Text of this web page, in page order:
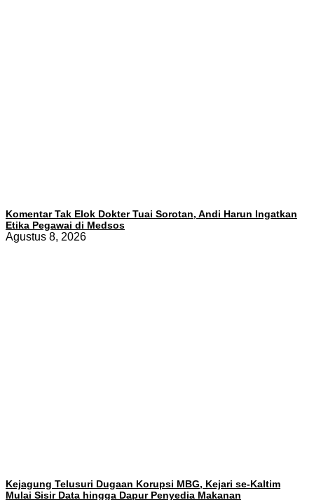
Komentar Tak Elok Dokter Tuai Sorotan, Andi Harun Ingatkan
Etika Pegawai di Medsos
Agustus 8, 2026
Kejagung Telusuri Dugaan Korupsi MBG, Kejari se-Kaltim
Mulai Sisir Data hingga Dapur Penyedia Makanan